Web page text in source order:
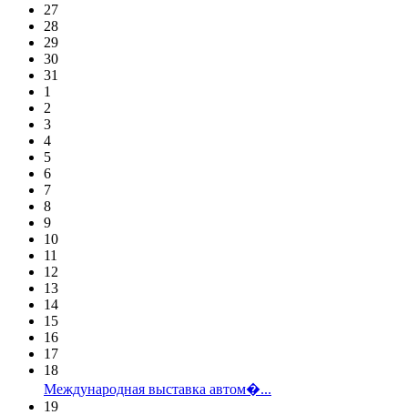
27
28
29
30
31
1
2
3
4
5
6
7
8
9
10
11
12
13
14
15
16
17
18
Международная выставка автом�...
19